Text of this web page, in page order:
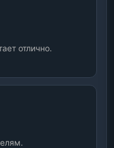
отлично.